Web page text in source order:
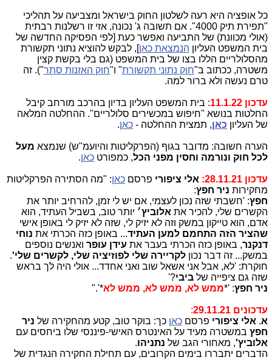
כל אופציה היא רעה לשלטון החוק בישראל ומצביעה על תהליכי
"תפירת תיק 4000". אם תשובה ג' נכונה, אזי זו רשלנות רבתית
(אולי מכוונת) של התביעה ואפשר כעת [לפי הפסיקה החדשה של
בית המשפט העליון הנמצאת כאן], לבקש להוציא נתוני תקשורת
מהסלולריים הללו בצו של בית המשפט (גם בלי בקשת קצין
משטרה, ככתוב ב"חוק נתוני תקשורת" ו"חוק האזנות סתר"). זה
טרם נעשה ולא ברור למה.
עדכון 11.1.22
: בית המשפט העליון בדיון בהרכב מורחב קיבל
החלטות בנושא "חיפוש במכשירים סלולריים". ההחלטה המלאה
של העליון כאן, תמצית ההחלטה - כאן.
הערה חשובה: מדובר בגוף (הפרקליטות והיועמ"ש) שנמצא מעל
לכל חוק ונורמה וחסין מפני הכל, כמפורט כאן.
עדכון 28.11.21: אלי ציפורי פרסם כאן: "מה הסתירה הפרקליטות
מחקירות ניר חפץ:
חפץ: 'חשבתי שזה נכון לעצמי, אם יש לי זמן, להרחיב יותר את
הקשרים שלי, להכיר את אלוביץ׳ יותר טוב, בשביל העתיד, הוא
אדם, הוא טייקון במשק וזה לא יזיק לי, שזה לא יזיק לי באופן אישי
שהציר הזה התחמם למען העתיד... באופן כזה הכרתי את נוחי
דנקנר, באופן כזה הכרתי בעבר את עידן עופר ואנשים נוספים
במשק... זה דבר נכון לקריירה שלי לפוזיציה שלי, לקשרים שלי'.
חוקרת: 'לא, אבל אני אשאל שוב ואני אחדד... אולי היה לך בראש
שזה גם ציפייה של ביבי?'
ניר חפץ: '*ממש לא, ממש לא, ממש לא*'."
עדכונים 29.11.21
:
א. אלי ציפורי פרסם כאן כך: בוקר טוב, קטע מהחקירה של ניר
חפץ במשטרה מעיד על האינטרס האישי-פיננסי שלו ביחסים עם
אלוביץ', מאחורי הגב של נתניהו.
הדברים יתבררו בימים הקרובים, עם תחילת החקירה הנגדית של